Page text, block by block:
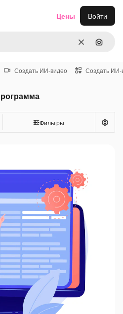
ОчиститьПоиск
Цены Войти
Создать ИИ-видео Создать ИИ-
Фильтры